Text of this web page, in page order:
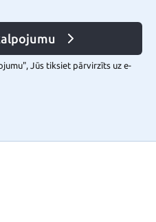
Jūs tiksiet pārvirzīts uz e-